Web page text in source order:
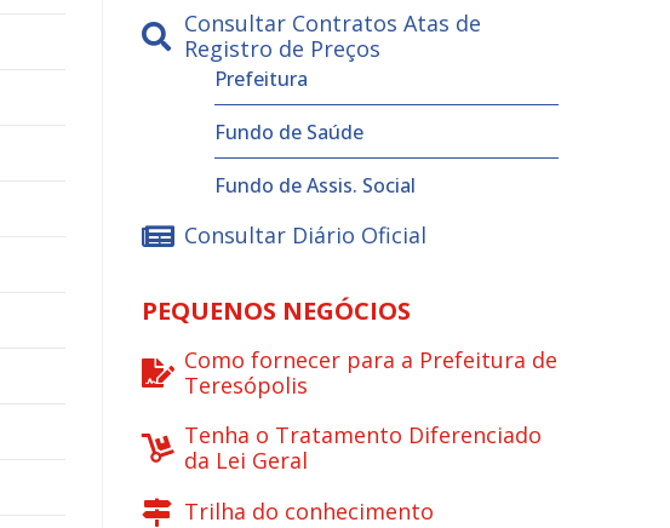
Consultar Contratos Atas de
Registro de Preços
Prefeitura
Fundo de Saúde
Fundo de Assis. Social
Consultar Diário Oficial
PEQUENOS NEGÓCIOS
Como fornecer para a Prefeitura de
Teresópolis
Tenha o Tratamento Diferenciado
da Lei Geral
Trilha do conhecimento